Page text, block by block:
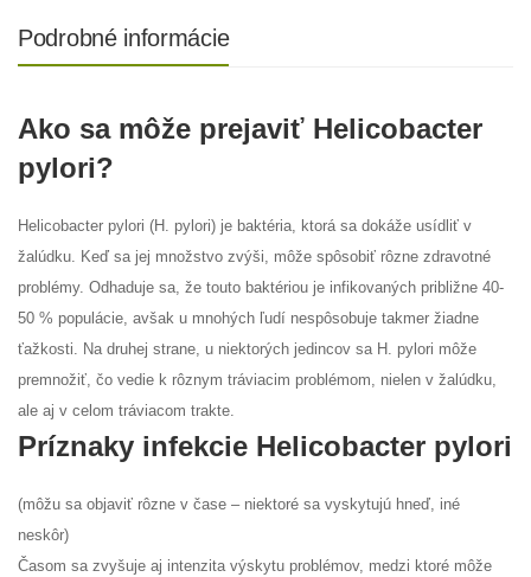
Podrobné informácie
Ako sa môže prejaviť Helicobacter
pylori?
Helicobacter pylori (H. pylori) je baktéria, ktorá sa dokáže usídliť v
žalúdku. Keď sa jej množstvo zvýši, môže spôsobiť rôzne zdravotné
problémy. Odhaduje sa, že touto baktériou je infikovaných približne 40-
50 % populácie, avšak u mnohých ľudí nespôsobuje takmer žiadne
ťažkosti. Na druhej strane, u niektorých jedincov sa H. pylori môže
premnožiť, čo vedie k rôznym tráviacim problémom, nielen v žalúdku,
ale aj v celom tráviacom trakte.
Príznaky infekcie Helicobacter pylori
(môžu sa objaviť rôzne v čase – niektoré sa vyskytujú hneď, iné
neskôr)
Časom sa zvyšuje aj intenzita výskytu problémov, medzi ktoré môže